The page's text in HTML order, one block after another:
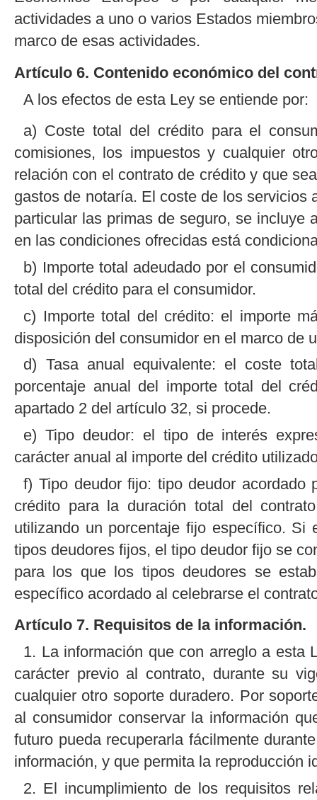
actividades a uno o varios Estados
marco de esas actividades.
Artículo 6. Contenido económico del
A los efectos de esta Ley se entiende por:
a) Coste total del crédito para el
comisiones, los impuestos y cualquier
relación con el contrato de crédito y que
gastos de notaría. El coste de los servicios
particular las primas de seguro, se incluye
en las condiciones ofrecidas está
b) Importe total adeudado por el
total del crédito para el consumidor.
c) Importe total del crédito: el importe
disposición del consumidor en el marco de
d) Tasa anual equivalente: el coste
porcentaje anual del importe total del
apartado 2 del artículo 32, si procede.
e) Tipo deudor: el tipo de interés
carácter anual al importe del crédito
f) Tipo deudor fijo: tipo deudor
crédito para la duración total del
utilizando un porcentaje fijo específico.
tipos deudores fijos, el tipo deudor fijo se
para los que los tipos deudores se
específico acordado al celebrarse el
Artículo 7. Requisitos de la información.
1. La información que con arreglo a esta
carácter previo al contrato, durante su
cualquier otro soporte duradero. Por
al consumidor conservar la información
futuro pueda recuperarla fácilmente
información, y que permita la reproducción
2. El incumplimiento de los requisitos